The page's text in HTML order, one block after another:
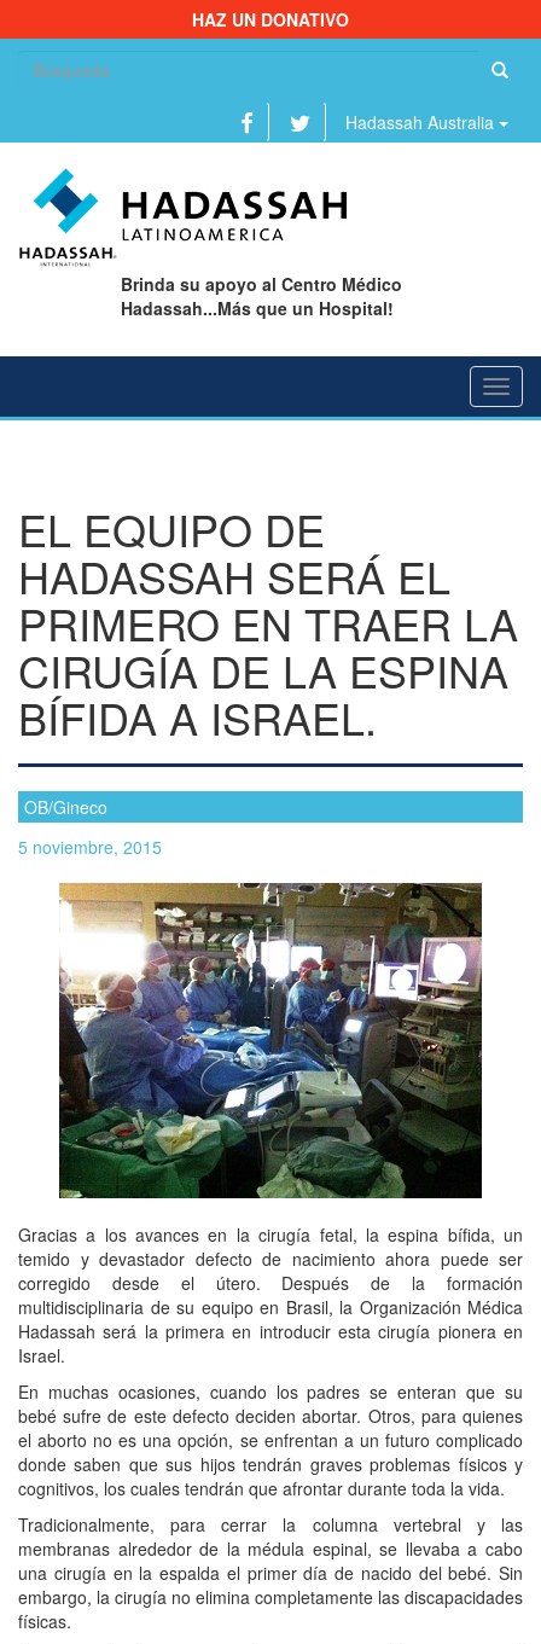
HAZ UN DONATIVO
Hadassah Australia
Brinda su apoyo al Centro Médico
Hadassah...Más que un Hospital!
EL EQUIPO DE
HADASSAH SERÁ EL
PRIMERO EN TRAER LA
CIRUGÍA DE LA ESPINA
BÍFIDA A ISRAEL.
OB/Gineco
5 noviembre, 2015
Gracias a los avances en la cirugía fetal, la espina bífida, un
temido y devastador defecto de nacimiento ahora puede ser
corregido desde el útero. Después de la formación
multidisciplinaria de su equipo en Brasil, la Organización Médica
Hadassah será la primera en introducir esta cirugía pionera en
Israel.
En muchas ocasiones, cuando los padres se enteran que su
bebé sufre de este defecto deciden abortar. Otros, para quienes
el aborto no es una opción, se enfrentan a un futuro complicado
donde saben que sus hijos tendrán graves problemas físicos y
cognitivos, los cuales tendrán que afrontar durante toda la vida.
Tradicionalmente, para cerrar la columna vertebral y las
membranas alrededor de la médula espinal, se llevaba a cabo
una cirugía en la espalda el primer día de nacido del bebé. Sin
embargo, la cirugía no elimina completamente las discapacidades
físicas.